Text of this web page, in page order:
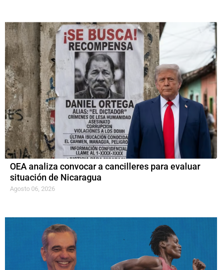
OEA analiza convocar a cancilleres para evaluar
situación de Nicaragua
Agosto 06, 2026